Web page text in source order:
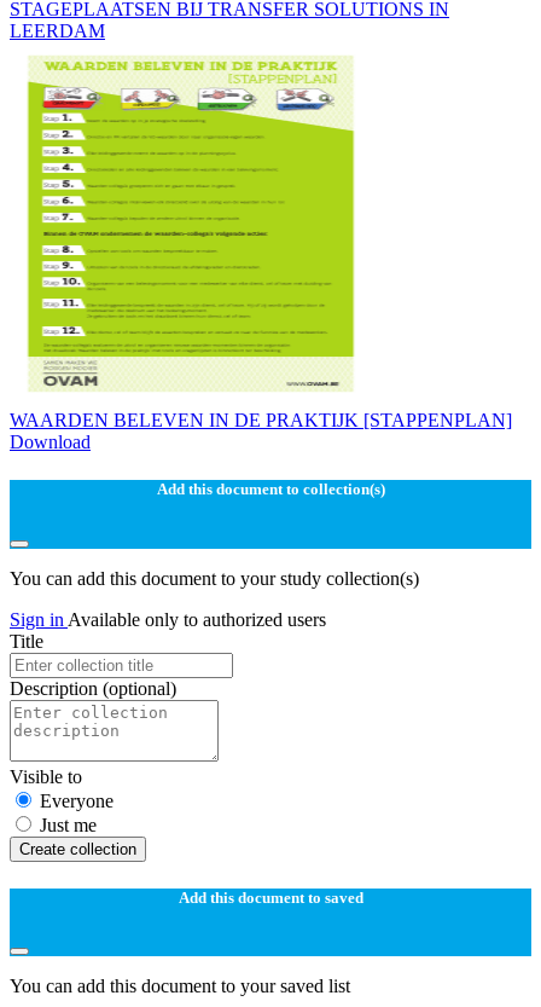
STAGEPLAATSEN BIJ TRANSFER SOLUTIONS IN
LEERDAM
WAARDEN BELEVEN IN DE PRAKTIJK [STAPPENPLAN]
Download
Add this document to collection(s)
You can add this document to your study collection(s)
Sign in Available only to authorized users
Title
Description (optional)
Visible to
Everyone
Just me
Create collection
Add this document to saved
You can add this document to your saved list